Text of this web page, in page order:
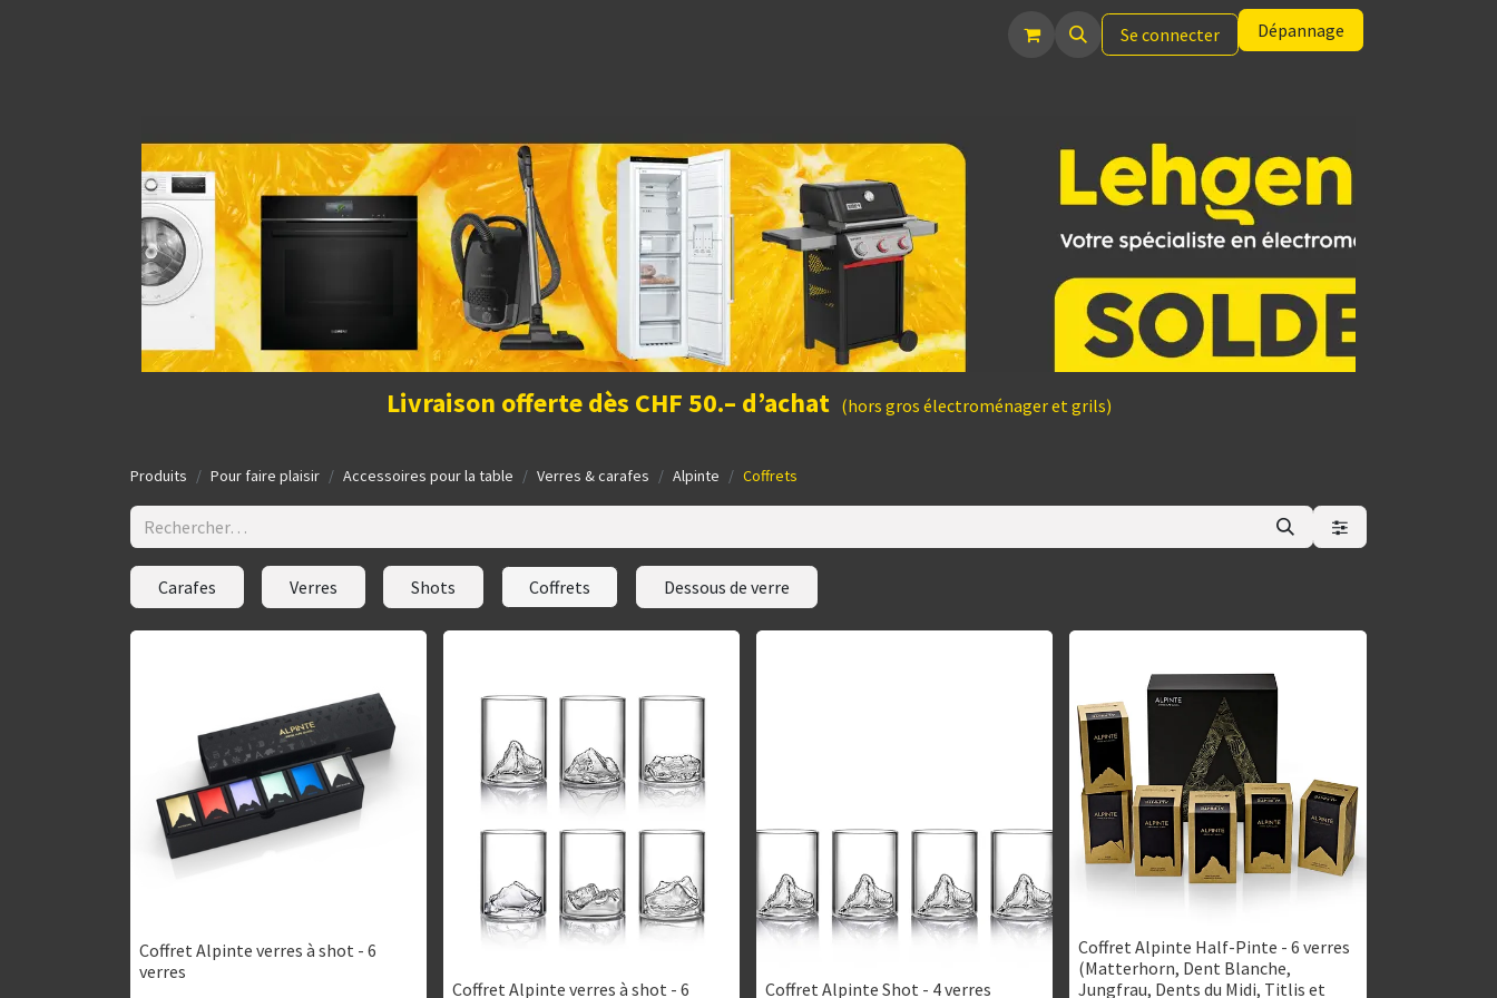
Se connecter Dépannage
Livraison offerte dès CHF 50.– d’achat (hors gros électroménager et grils)
Produits Pour faire plaisir Accessoires pour la table Verres & carafes Alpinte Coffrets
Carafes Verres Shots Coffrets Dessous de verre
Coffret Alpinte verres à shot - 6
verres
Coffret Alpinte verres à shot - 6 Coffret Alpinte Shot - 4 verres
Coffret Alpinte Half-Pinte - 6 verres
(Matterhorn, Dent Blanche,
Jungfrau, Dents du Midi, Titlis et